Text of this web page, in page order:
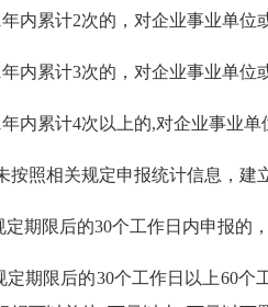
累计2次的，对企业事业单位或
累计3次的，对企业事业单位或
累计4次以上的,对企业事业单
照相关规定申报统计信息，建立
限后的30个工作日内申报的，
限后的30个工作日以上60个